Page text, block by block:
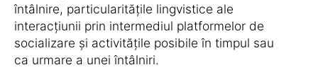
întâlnire, particularitățile lingvistice ale
interacțiunii prin intermediul platformelor de
socializare și activitățile posibile în timpul sau
ca urmare a unei întâlniri.